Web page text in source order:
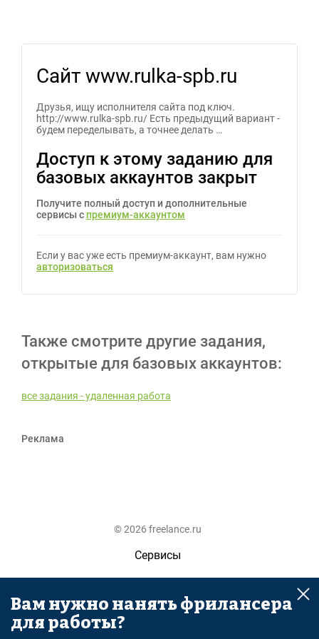
Сайт www.rulka-spb.ru
Друзья, ищу исполнителя сайта под ключ.
http://www.rulka-spb.ru/ Есть предыдущий вариант -
будем переделывать, а точнее делать …
Доступ к этому заданию для
базовых аккаунтов закрыт
Получите полный доступ и дополнительные
сервисы с премиум-аккаунтом
Если у вас уже есть премиум-аккаунт, вам нужно
авторизоваться
Также смотрите другие задания,
открытые для базовых аккаунтов:
все задания - удаленная работа
Реклама
© 2026 freelance.ru
Сервисы
Помощь
Поиск
Вам нужно нанять фрилансера
для работы?